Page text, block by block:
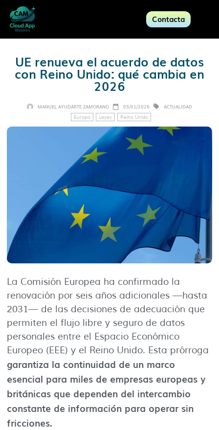
Contacta
UE renueva el acuerdo de datos
con Reino Unido: qué cambia en
2026
MANUEL AYUDARTE ZAMORANO 05/01/2026 ACTUALIDAD
Europa Leyes Reino Unido
La Comisión Europea ha confirmado la
renovación por seis años adicionales —hasta
2031— de las decisiones de adecuación que
permiten el flujo libre y seguro de datos
personales entre el Espacio Económico
Europeo (EEE) y el Reino Unido. Esta prórroga
garantiza la continuidad de un marco
esencial para miles de empresas europeas y
británicas que dependen del intercambio
constante de información para operar sin
fricciones.